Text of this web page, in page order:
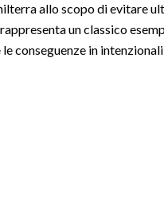
allo scopo di evitare
un classico
conseguenze in